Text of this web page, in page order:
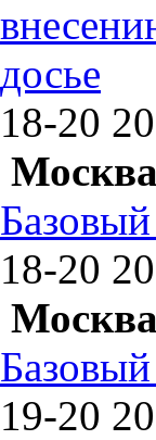
досье
18-20
Москва
18-20
Москва
19-20